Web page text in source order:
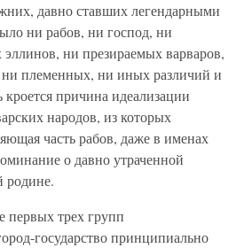
давно ставших легендарными
ни рабов, ни господ, ни
ни презираемых варваров,
племенных, ни иных различий и
причина идеализации
народов, из которых
часть рабов, даже в именах
о давно утраченной
родине.
трех групп
государство принципиально